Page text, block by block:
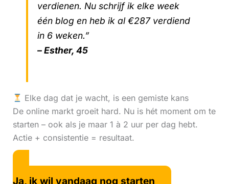
verdienen. Nu schrijf ik elke week
één blog en heb ik al €287 verdiend
in 6 weken.”
– Esther, 45
Elke dag dat je wacht, is een gemiste kans
De online markt groeit hard. Nu is hét moment om te
starten – ook als je maar 1 à 2 uur per dag hebt.
Actie + consistentie = resultaat.
Ja, ik wil vandaag nog starten